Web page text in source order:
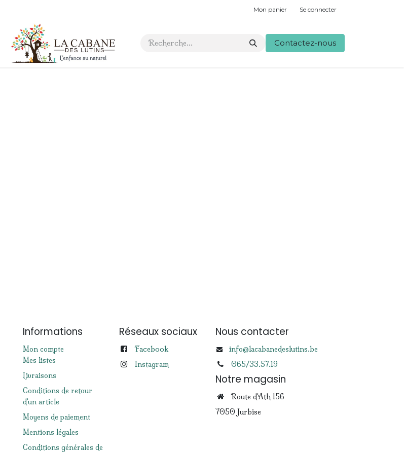
Mon panier Se connecter
Contact Contactez-nous
Informations
Mon compte
Mes listes
Livraisons
Conditions de retour
d'un article
Moyens de paiement
Mentions légales
Conditions générales de
Réseaux sociaux
Facebook
Instagram
Nous contacter
info@lacabanedeslutins.be
065/33.57.19
Notre magasin
Route d'Ath 156
7050 Jurbise